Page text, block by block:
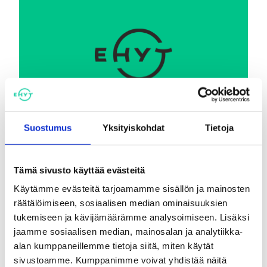
Suostumus Yksityiskohdat Tietoja
Tämä sivusto käyttää evästeitä
Käytämme evästeitä tarjoamamme sisällön ja mainosten
räätälöimiseen, sosiaalisen median ominaisuuksien
tukemiseen ja kävijämäärämme analysoimiseen. Lisäksi
jaamme sosiaalisen median, mainosalan ja analytiikka-
alan kumppaneillemme tietoja siitä, miten käytät
sivustoamme. Kumppanimme voivat yhdistää näitä
Keskustoimisto
Elimäenkatu 17-19
ehyt@ehyt.fi
Aluetoimistot>>
Päihdeneuvonta